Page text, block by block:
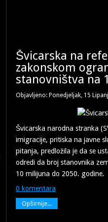
Švicarska na
zakonskom
stanovništva na
Objavljeno: Ponedjeljak, 15
Švicarska narodna stranka
imigracije, pritiska na javne
pitanja, predložila je da se
odredi da broj stanovnika
10 milijuna do 2050. godine.
0 komentara
Opširnije...